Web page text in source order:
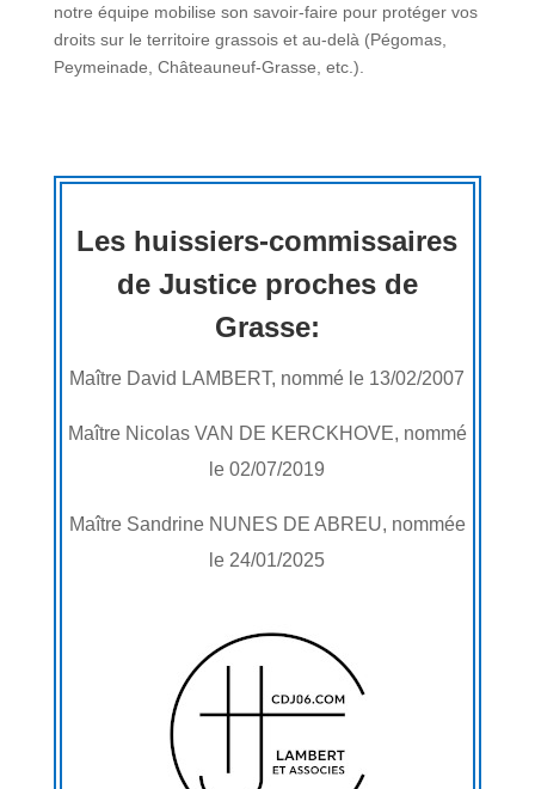
notre équipe mobilise son savoir-faire pour protéger vos
droits sur le territoire grassois et au-delà (Pégomas,
Peymeinade, Châteauneuf-Grasse, etc.).
Les huissiers-commissaires
de Justice proches de
Grasse:
Maître David LAMBERT, nommé le 13/02/2007
Maître Nicolas VAN DE KERCKHOVE, nommé
le 02/07/2019
Maître Sandrine NUNES DE ABREU, nommée
le 24/01/2025